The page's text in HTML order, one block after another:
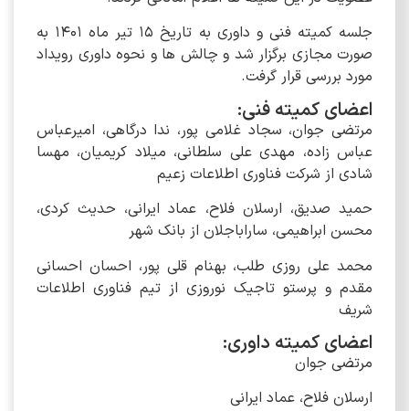
جلسه کمیته فنی و داوری به تاریخ 15 تیر ماه 1401 به
صورت مجازی برگزار شد و چالش ها و نحوه داوری رویداد
مورد بررسی قرار گرفت.
اعضای کمیته فنی:
مرتضی جوان، سجاد غلامی پور، ندا درگاهی، امیرعباس
عباس زاده، مهدی علی سلطانی، میلاد کریمیان، مهسا
شادی از شرکت فناوری اطلاعات زعیم
حمید صدیق، ارسلان فلاح، عماد ایرانی، حدیث کردی،
محسن ابراهیمی، ساراباجلان از بانک شهر
محمد علی روزی طلب، بهنام قلی پور، احسان احسانی
مقدم و پرستو تاجیک نوروزی از تیم فناوری اطلاعات
شریف
اعضای کمیته داوری:
مرتضی جوان
ارسلان فلاح، عماد ایرانی